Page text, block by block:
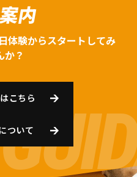
内
体験からスタートしてみ
か？
こちら
ついて